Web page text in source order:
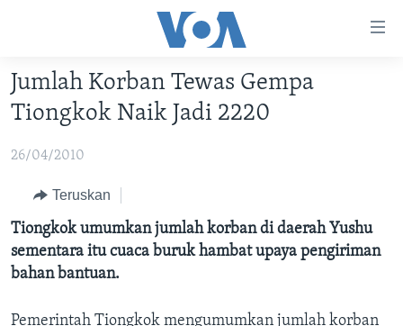
Akses
Lanjut
ke
Konten
Lanjut
Navigasi
Utama
Lanjut
DUNIA
VIDEO
POLYGRAPH
DAFTAR PROGRAM
Learning English
IKUTI KAMI
Jumlah Korban Tewas Gempa
Tiongkok Naik Jadi 2220
26/04/2010
Teruskan
Tiongkok umumkan jumlah korban di daerah Yushu
sementara itu cuaca buruk hambat upaya pengiriman
bahan bantuan.
Pemerintah Tiongkok mengumumkan jumlah korban